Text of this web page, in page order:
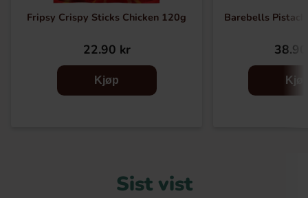
Fripsy Crispy Sticks Chicken 120g
22.90 kr
Kjøp
Barebells
Sist vist